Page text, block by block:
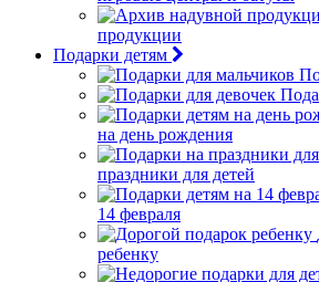
продукции
Подарки детям
на день рождения
праздники для детей
14 февраля
ребенку